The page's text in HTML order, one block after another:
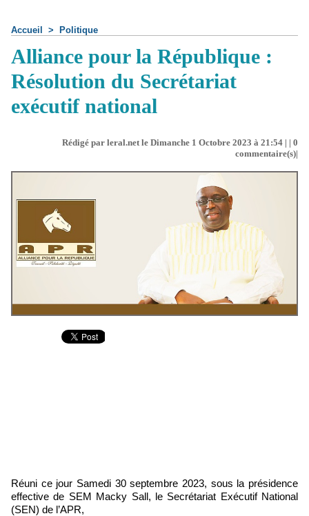
Accueil > Politique
Alliance pour la République :
Résolution du Secrétariat
exécutif national
Rédigé par leral.net le Dimanche 1 Octobre 2023 à 21:54 | | 0
commentaire(s)|
Réuni ce jour Samedi 30 septembre 2023, sous la présidence
effective de SEM Macky Sall, le Secrétariat Exécutif National
(SEN) de l’APR,